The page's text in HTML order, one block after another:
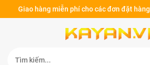
Giao hàng miễn phí cho các đơn đặt